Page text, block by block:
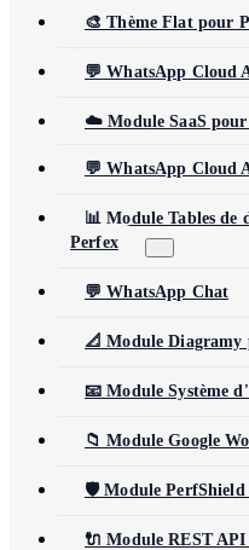
🎨 Thème Flat pour
💬 WhatsApp Cloud
☁️ Module SaaS
💬 WhatsApp Cloud
📊 Module Tables de
Perfex
💬 WhatsApp Chat
📐 Module Diagramy
📧 Module Système
📁 Module Google
🛡️ Module PerfShield
🔌 Module REST